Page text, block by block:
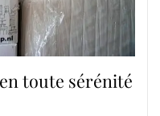
toute sérénité